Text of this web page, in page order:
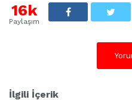
16k
Paylaşım
İlgili İçerik